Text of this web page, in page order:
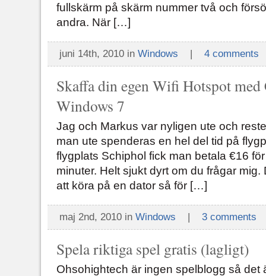
fullskärm på skärm nummer två och
andra. När […]
juni 14th, 2010 in Windows | 4 comments
Skaffa din egen Wifi Hotspot
Windows 7
Jag och Markus var nyligen ute och
man ute spenderas en hel del tid på
flygplats Schiphol fick man betala €16
minuter. Helt sjukt dyrt om du frågar
att köra på en dator så för […]
maj 2nd, 2010 in Windows | 3 comments
Spela riktiga spel gratis (lagligt)
Ohsohightech är ingen spelblogg så det